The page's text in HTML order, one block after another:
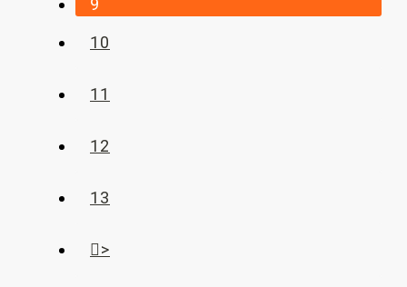
9
10
11
12
13
>